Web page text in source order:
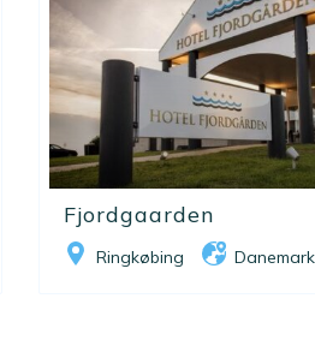
Fjordgaarden
Ringkøbing Danemark